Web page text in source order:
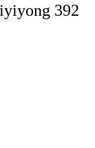
392